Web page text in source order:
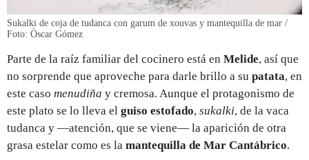
Sukalki de coja de tudanca con garum de xouvas y mantequilla de mar /
Foto: Òscar Gómez
Parte de la raíz familiar del cocinero está en Melide, así que
no sorprende que aproveche para darle brillo a su patata, en
este caso menudiña y cremosa. Aunque el protagonismo de
este plato se lo lleva el guiso estofado, sukalki, de la vaca
tudanca y —atención, que se viene— la aparición de otra
grasa estelar como es la mantequilla de Mar Cantábrico.